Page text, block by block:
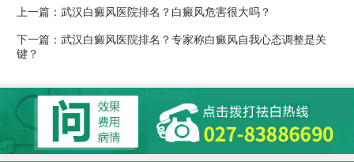
上一篇： 武汉白癜风医院排名？白癜风危害很大吗？
下一篇： 武汉白癜风医院排名？专家称白癜风自我心态调整是关
键？